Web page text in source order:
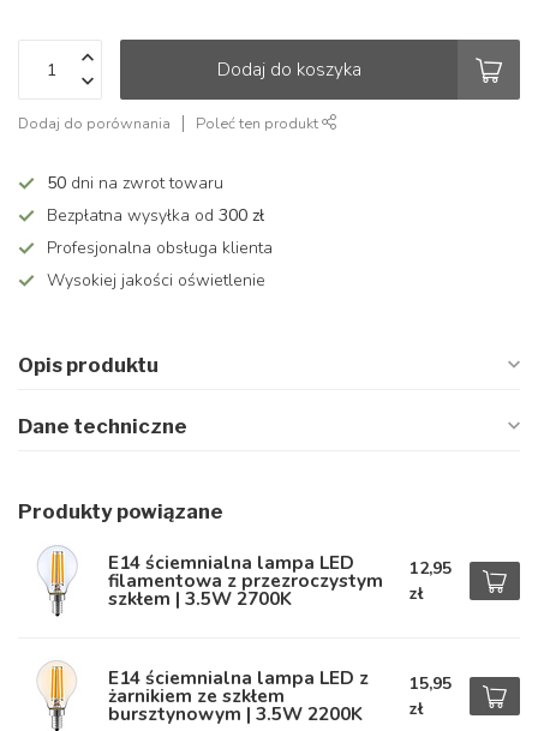
Dodaj do koszyka
Dodaj do porównania Poleć ten produkt
50 dni na zwrot towaru
Bezpłatna wysyłka od 300 zł
Profesjonalna obsługa klienta
Wysokiej jakości oświetlenie
Opis produktu
Dane techniczne
Produkty powiązane
E14 ściemnialna lampa LED
filamentowa z przezroczystym
szkłem | 3.5W 2700K
12,95
zł
E14 ściemnialna lampa LED z
żarnikiem ze szkłem
bursztynowym | 3.5W 2200K
15,95
zł